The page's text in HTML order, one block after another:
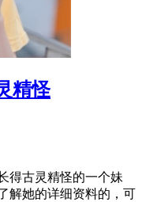
精怪
得古灵精怪的一个妹
解她的详细资料的，可